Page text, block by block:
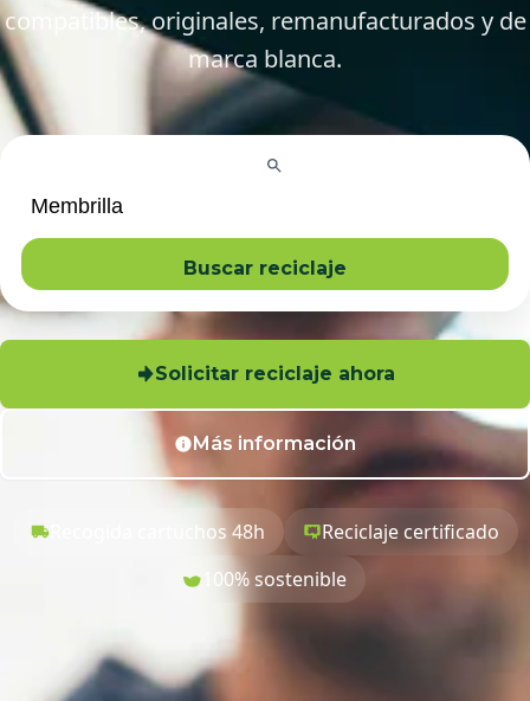
compatibles, originales, remanufacturados y de
marca blanca.
Buscar reciclaje
Solicitar reciclaje ahora
Más información
Recogida cartuchos 48h
Reciclaje certificado
100% sostenible